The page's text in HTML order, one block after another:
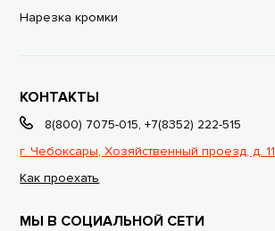
Нарезка кромки
КОНТАКТЫ
8(800) 7075-015,+7(8352) 222-515
г. Чебоксары, Хозяйственный проезд, д. 11
Как проехать
МЫ В СОЦИАЛЬНОЙ СЕТИ